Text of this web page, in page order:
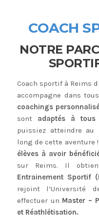
COACH
NOTRE
Coach sportif à Reims
accompagne dans
coachings
sont adaptés à tous
puissiez atteindre
long de cette aventure
élèves à avoir
sur Reims. Il
Entrainement Sportif
rejoint l’Université
effectuer un Master –
et Réathlétisation.